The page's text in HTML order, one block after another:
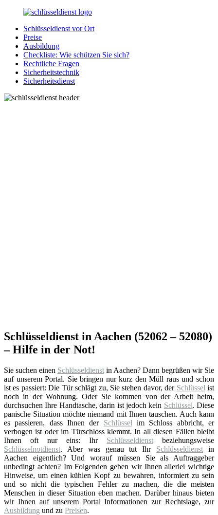
Zurück
Inhalt
SchluesseldienstDirekt.de
Ihre
Notlage
wird
gelöst!
Schlüsseldienst vor Ort
Preise
Ausbildung
Checkliste: Wie schützen Sie sich?
Rechtliche Fragen
Sicherheitstechnik
Sicherheitsdienst
Schlüsseldienst in Aachen (52062 – 52080)
– Hilfe in der Not!
Sie suchen einen Schlüsseldienst in Aachen? Dann begrüßen wir Sie
auf unserem Portal. Sie bringen nur kurz den Müll raus und schon
ist es passiert: Die Tür schlägt zu, Sie stehen davor, der Schlüssel ist
noch in der Wohnung. Oder Sie kommen von der Arbeit heim,
durchsuchen Ihre Handtasche, darin ist jedoch kein Schlüssel. Diese
panische Situation möchte niemand mit Ihnen tauschen. Auch kann
es passieren, dass Ihnen der Schlüssel im Schloss abbricht, er
verbogen ist oder im Türschloss klemmt. In all diesen Fällen bleibt
Ihnen oft nur eins: Ihr Schlüsseldienst beziehungsweise
Schlüsselnotdienst. Aber was genau tut Ihr Schlüsseldienst in
Aachen eigentlich? Und worauf müssen Sie als Auftraggeber
unbedingt achten? Im Folgenden geben wir Ihnen allerlei wichtige
Hinweise, um einen kühlen Kopf zu bewahren, informiert zu sein
und so nicht die typischen Fehler zu machen, die die meisten
Menschen in dieser Situation eben machen. Darüber hinaus bieten
wir Ihnen auf unserem Portal Informationen zur Rechtslage, zur
Ausbildung und zu Preisen.